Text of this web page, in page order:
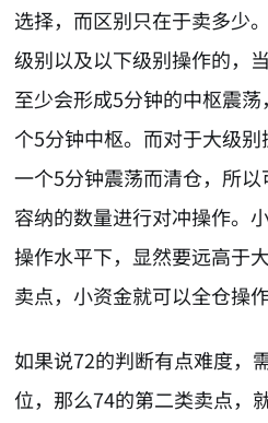
选择，而区别只在于卖多少
级别以及以下级别操作的，
至少会形成5分钟的中枢震
个5分钟中枢。而对于大级
一个5分钟震荡而清仓，所
容纳的数量进行对冲操作。
操作水平下，显然要远高于
卖点，小资金就可以全仓操
如果说72的判断有点难度，
位，那么74的第二类卖点，